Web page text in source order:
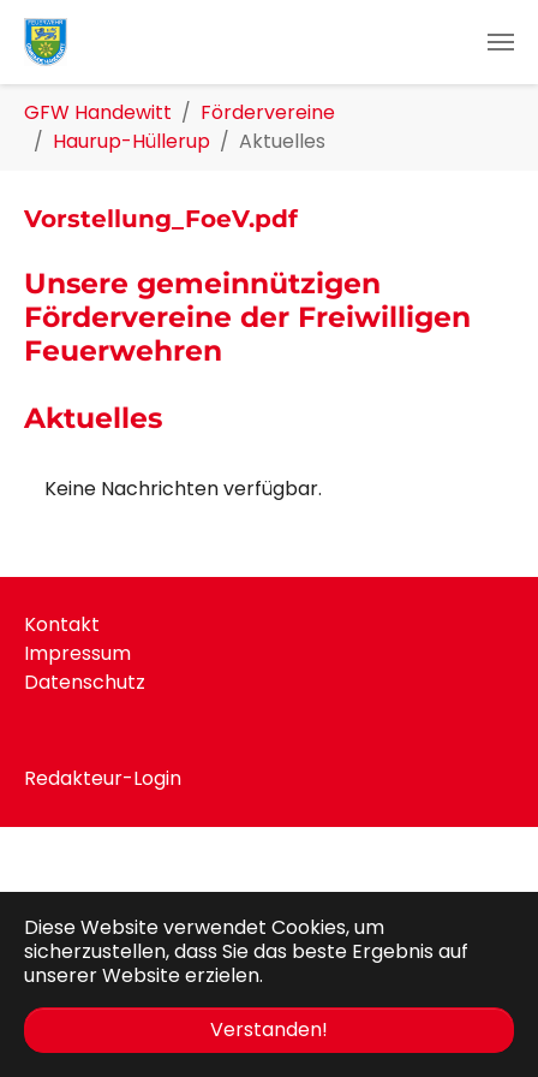
Diese Website verwendet Cookies, um
sicherzustellen, dass Sie das beste Ergebnis auf
unserer Website erzielen.
Verstanden!
Zum Hauptinhalt springen
GFW Handewitt
Fördervereine
Haurup-Hüllerup
Aktuelles
Vorstellung_FoeV.pdf
Unsere gemeinnützigen
Fördervereine der Freiwilligen
Feuerwehren
Aktuelles
Keine Nachrichten verfügbar.
Kontakt
Impressum
Datenschutz
Redakteur-Login